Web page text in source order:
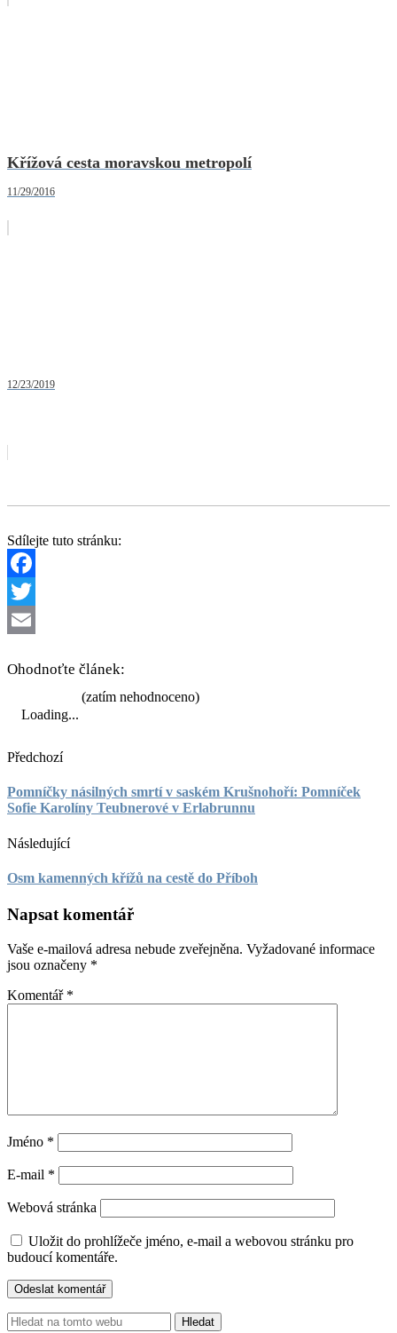
Křížová cesta moravskou metropolí
11/29/2016
12/23/2019
Sdílejte tuto stránku:
Facebook
Twitter
Ohodnoťte článek:
(zatím nehodnoceno)
Loading...
Předchozí
Pomníčky násilných smrtí v saském Krušnohoří: Pomníček
Sofie Karolíny Teubnerové v Erlabrunnu
Následující
Osm kamenných křížů na cestě do Příboh
Napsat komentář
Vaše e-mailová adresa nebude zveřejněna. Vyžadované informace
jsou označeny *
Komentář *
Jméno *
E-mail *
Webová stránka
Uložit do prohlížeče jméno, e-mail a webovou stránku pro
budoucí komentáře.
Hledat